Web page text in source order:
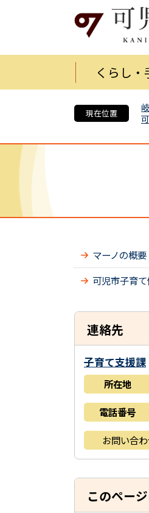
くらし・
現在位置
マーノの概要
可児市子育
連絡先
子育て支援課
所在地
電話番号
お問い合
このペー